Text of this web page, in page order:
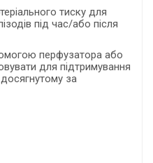
тиску для
під час/або після
перфузатора або
для підтримування
досягнутому за